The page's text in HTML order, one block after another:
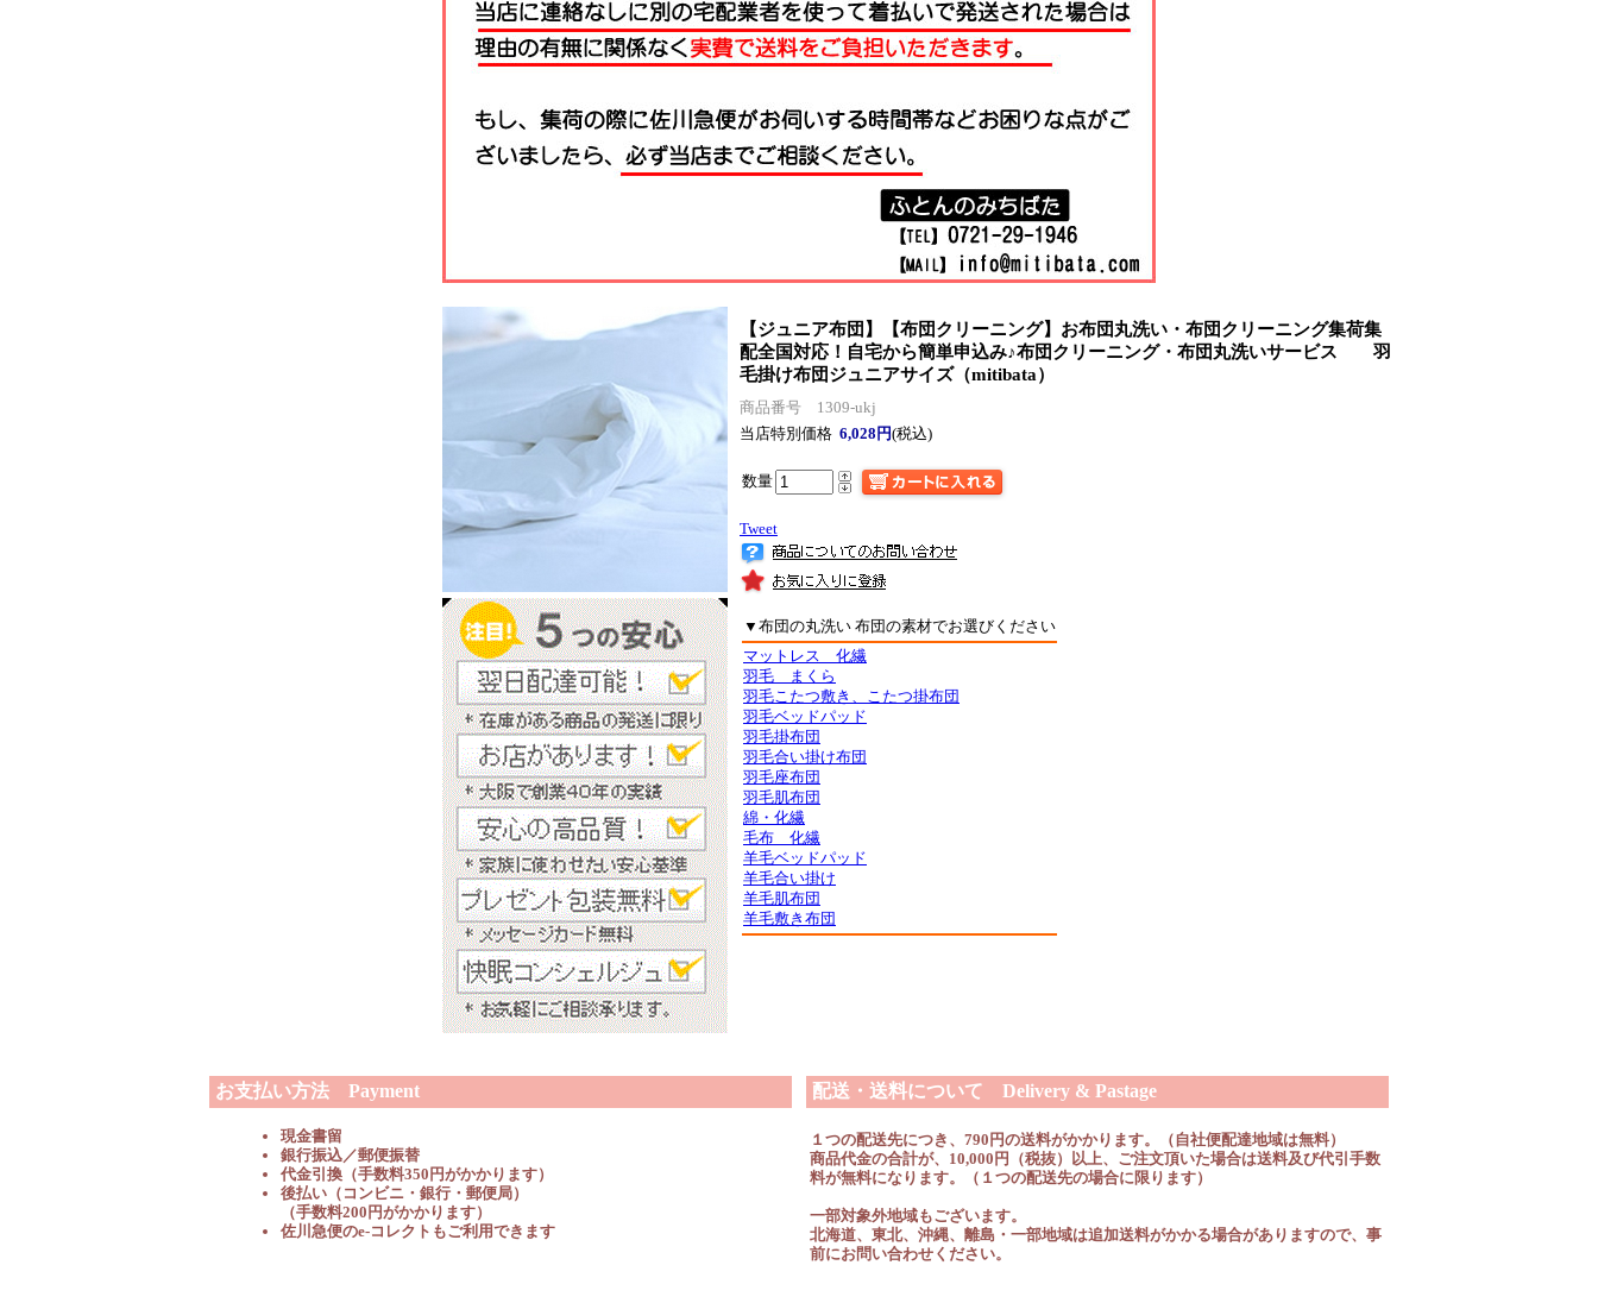
【ジュニア布団】【布団クリーニング】お布団丸洗い・布団クリーニング集荷集
配全国対応！自宅から簡単申込み♪布団クリーニング・布団丸洗いサービス 羽
毛掛け布団ジュニアサイズ（mitibata）
商品番号 1309-ukj
当店特別価格 6,028円(税込)
数量
Tweet
▼布団の丸洗い 布団の素材でお選びください
マットレス 化繊
羽毛 まくら
羽毛こたつ敷き、こたつ掛布団
羽毛ベッドパッド
羽毛掛布団
羽毛合い掛け布団
羽毛座布団
羽毛肌布団
綿・化繊
毛布 化繊
羊毛ベッドパッド
羊毛合い掛け
羊毛肌布団
羊毛敷き布団
お支払い方法 Payment
現金書留
銀行振込／郵便振替
代金引換（手数料350円がかかります）
後払い（コンビニ・銀行・郵便局）
（手数料200円がかかります）
佐川急便のe-コレクトもご利用できます
配送・送料について Delivery & Pastage
１つの配送先につき、790円の送料がかかります。（自社便配達地域は無料）
商品代金の合計が、10,000円（税抜）以上、ご注文頂いた場合は送料及び代引手数
料が無料になります。（１つの配送先の場合に限ります）
一部対象外地域もございます。
北海道、東北、沖縄、離島・一部地域は追加送料がかかる場合がありますので、事
前にお問い合わせください。